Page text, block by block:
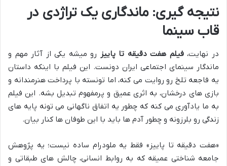
نتیجه گیری: ماندگاری یک تراژدی در
قاب سینما
در نهایت،فیلم هفت دقیقه تا پاییز رو میشه یکی از آثار مهم و
ماندگار سینمای اجتماعی ایران دونست. این فیلم با اینکه داستان
یه فاجعه تلخ رو روایت می کنه، اما تونسته با پرداخت هنرمندانه و
بازی های درخشان، به اثری عمیق و پرمفهوم تبدیل بشه. این فیلم
به ما یادآوری می کنه که چطور یه اتفاق ناگهانی می تونه پایه های
زندگی رو بلرزونه و چطور آدم ها باید با این طوفان ها کنار بیان.
«هفت دقیقه تا پاییز» فقط یه ملودرام ساده نیست؛ یه پژوهش
جامعه شناختی عمیقه که به روابط انسانی، چالش های طبقاتی و